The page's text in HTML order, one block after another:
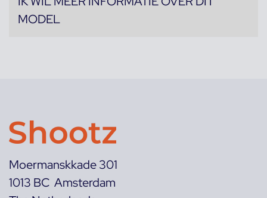
MODEL
Moermanskkade 301
1013 BC Amsterdam